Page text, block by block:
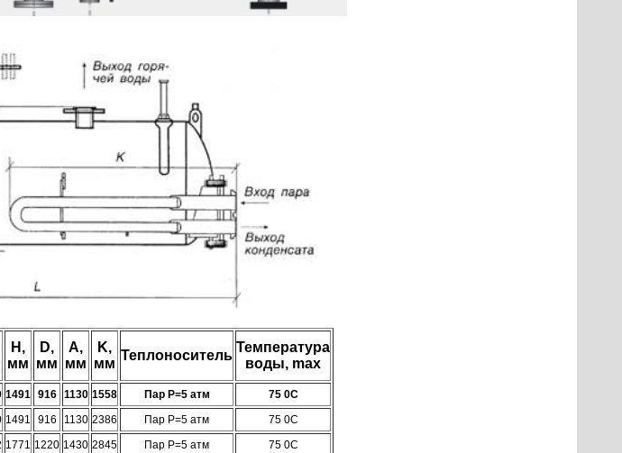
H,
мм
D,
мм
A,
мм
K,
мм
Теплоноситель
Температура
воды, max
1491 916 1130 1558 Пар P=5 атм 75 0С
1491 916 1130 2386 Пар P=5 атм 75 0С
1771 1220 1430 2845 Пар P=5 атм 75 0С